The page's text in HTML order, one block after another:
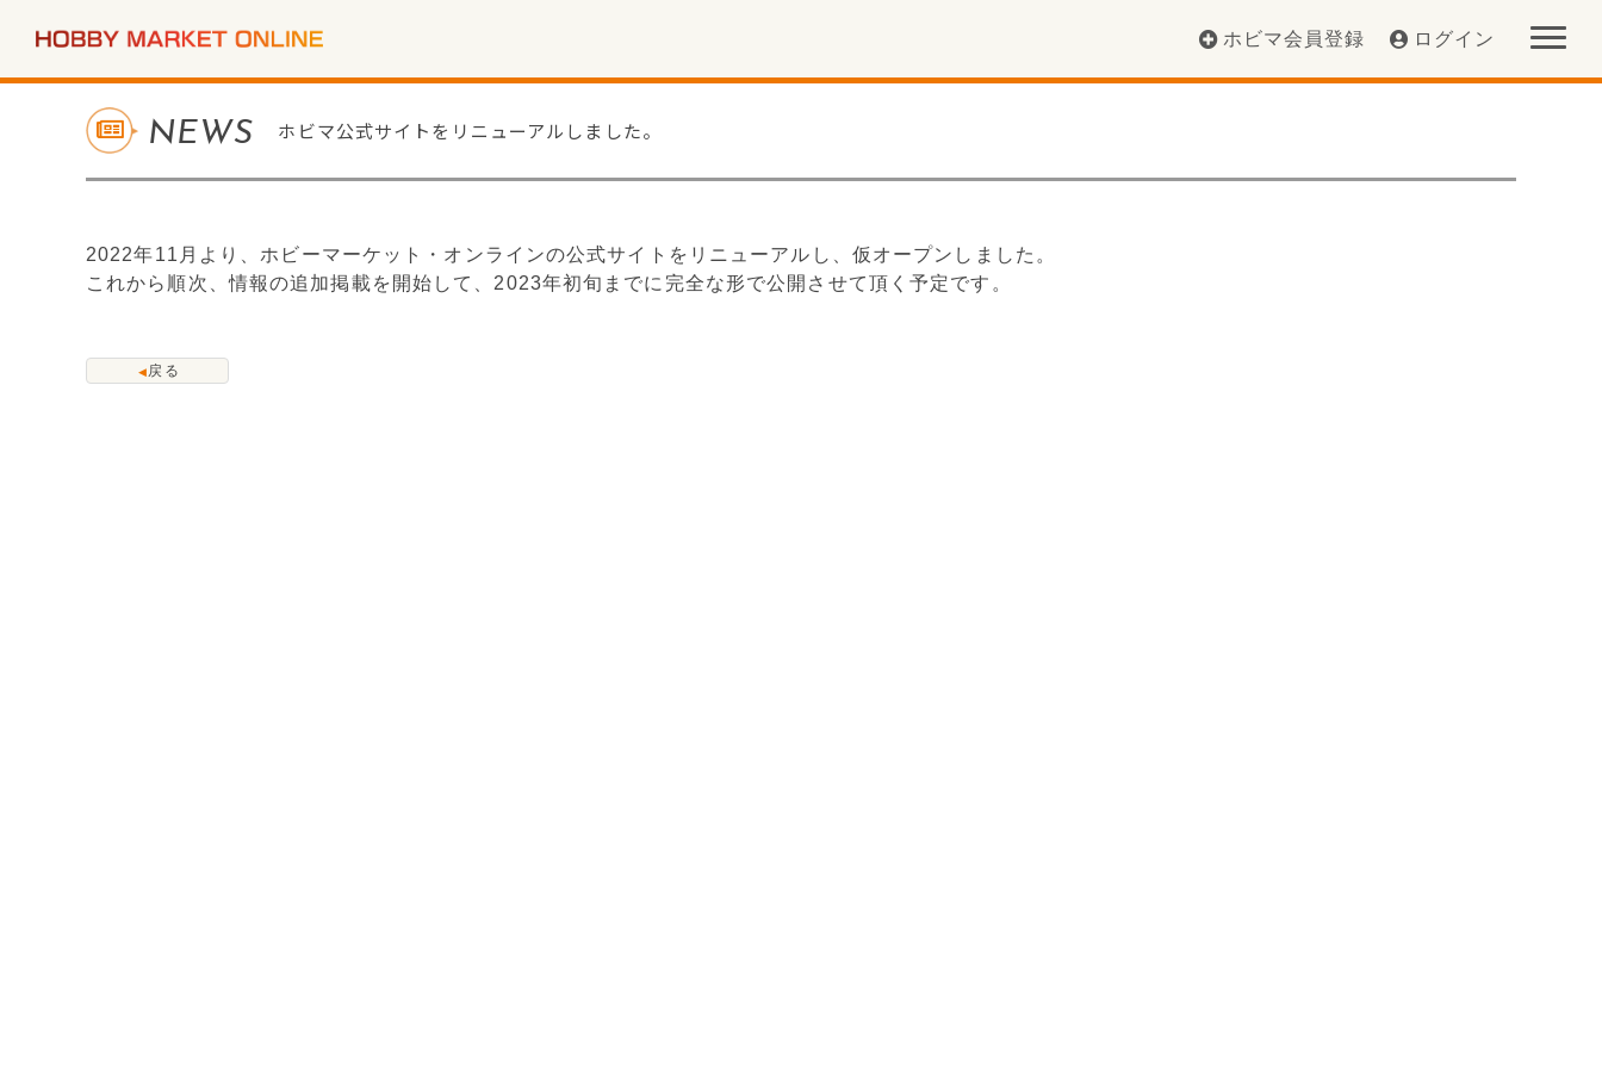
ホビマ会員登録 ログイン
NEWS ホビマ公式サイトをリニューアルしました。
2022年11月より、ホビーマーケット・オンラインの公式サイトをリニューアルし、仮オープンしました。
これから順次、情報の追加掲載を開始して、2023年初旬までに完全な形で公開させて頂く予定です。
◀ 戻る